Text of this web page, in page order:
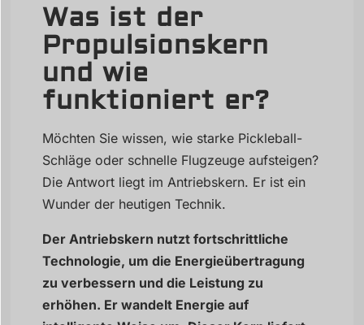
Was ist der
Propulsionskern
und wie
funktioniert er?
Möchten Sie wissen, wie starke Pickleball-
Schläge oder schnelle Flugzeuge aufsteigen?
Die Antwort liegt im Antriebskern. Er ist ein
Wunder der heutigen Technik.
Der Antriebskern nutzt fortschrittliche
Technologie, um die Energieübertragung
zu verbessern und die Leistung zu
erhöhen. Er wandelt Energie auf